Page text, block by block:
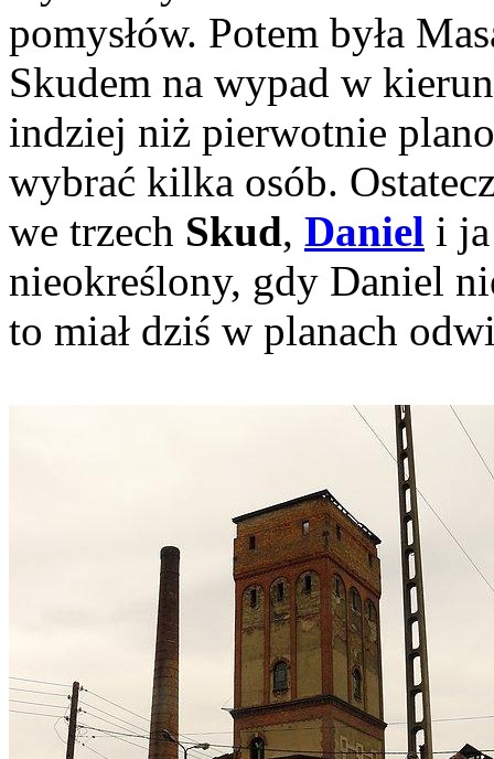
pomysłów. Potem była
Skudem na wypad w
indziej niż pierwotnie
wybrać kilka osób.
we trzech Skud, Daniel i
nieokreślony, gdy Daniel
to miał dziś w planach